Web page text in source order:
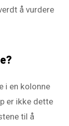
å vurdere
i en kolonne
er ikke dette
til å